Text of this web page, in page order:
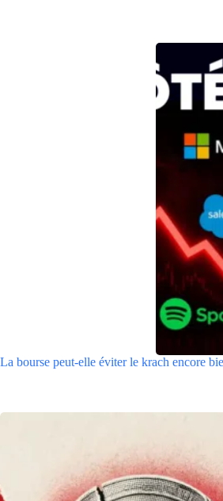
La bourse peut-elle éviter le krach encore